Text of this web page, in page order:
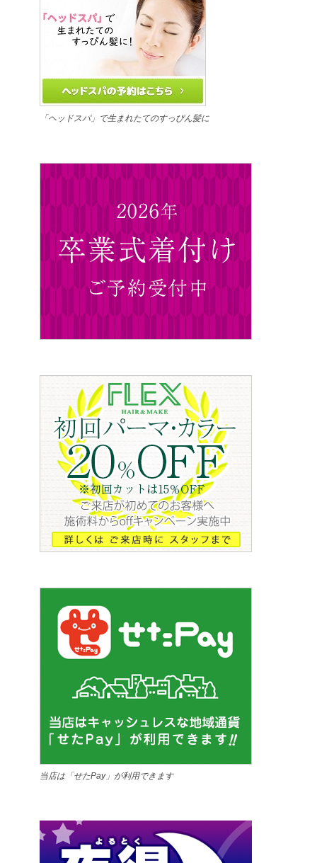
「ヘッドスパ」で生まれたてのすっぴん髪に
当店は「せたPay」が利用できます